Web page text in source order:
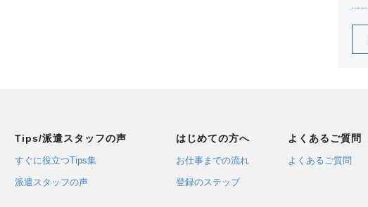
Tips/派遣スタッフの声
すぐに役立つTips集
派遣スタッフの声
はじめての方へ
お仕事までの流れ
登録のステップ
よくあるご質問
よくあるご質問